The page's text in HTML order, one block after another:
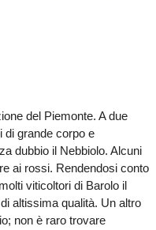
del Piemonte. A due
di grande corpo e
dubbio il Nebbiolo. Alcuni
ai rossi. Rendendosi conto
viticoltori di Barolo il
altissima qualità. Un altro
non è raro trovare